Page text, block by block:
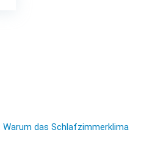
das Schlafzimmerklima